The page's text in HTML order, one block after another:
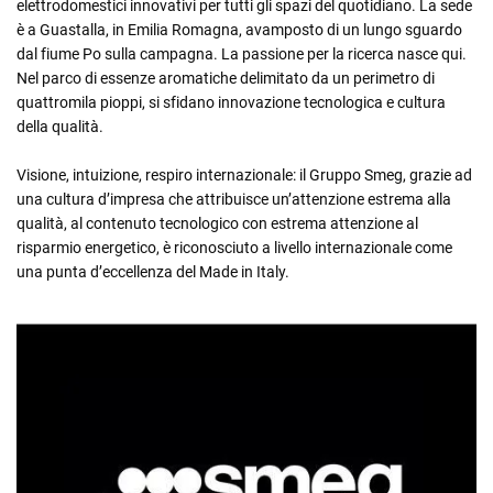
elettrodomestici innovativi per tutti gli spazi del quotidiano. La sede
è a Guastalla, in Emilia Romagna, avamposto di un lungo sguardo
dal fiume Po sulla campagna. La passione per la ricerca nasce qui.
Nel parco di essenze aromatiche delimitato da un perimetro di
quattromila pioppi, si sfidano innovazione tecnologica e cultura
della qualità.
Visione, intuizione, respiro internazionale: il Gruppo Smeg, grazie ad
una cultura d’impresa che attribuisce un’attenzione estrema alla
qualità, al contenuto tecnologico con estrema attenzione al
risparmio energetico, è riconosciuto a livello internazionale come
una punta d’eccellenza del Made in Italy.